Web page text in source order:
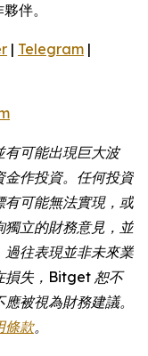
伴。
| Telegram |
有可能出現巨大波
作投資。任何投資
可能無法實現，或
立的財務意見，並
往表現並非未來業
損失，Bitget 恕不
被視為財務建議。
條款。